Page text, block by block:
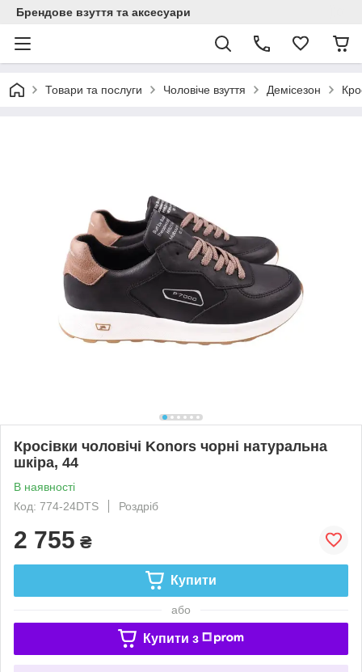
Брендове взуття та аксесуари
Товари та послуги Чоловіче взуття Демісезон
Кросівки чоловічі Konors чорні натуральна
шкіра, 44
В наявності
Код: 774-24DTS
Роздріб
2 755 ₴
Купити
або
Купити з